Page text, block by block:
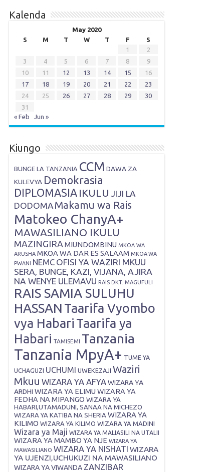
Kalenda
May 2020
S
M T W T F
S
1
2
3
4 5 6 7 8
9
10
11 12 13 14 15
16
17
18 19 20 21 22
23
24
25 26 27 28 29
30
31
« Feb
Jun »
Kiungo
BUNGE LA TANZANIA CCM DAWA ZA
KULEVYA Demokrasia
DIPLOMASIA IKULU JIJI LA
DODOMA Makamu wa Rais
Matokeo ChanyA+
MAWASILIANO IKULU
MAZINGIRAMIUNDOMBINU MKOA WA
ARUSHA MKOA WA DAR ES SALAAM MKOA WA
PWANI NEMC OFISI YA WAZIRI MKUU
SERA, BUNGE, KAZI, VIJANA, AJIRA
NA WENYE ULEMAVU RAIS DKT. MAGUFULI
RAIS SAMIA SULUHU
HASSAN Taarifa Vyombo
vya Habari Taarifa ya
Habari TAMISEMI Tanzania
Tanzania MpyA+ TUME YA
UCHAGUZI UCHUMI UWEKEZAJI Waziri
Mkuu WIZARA YA AFYAWIZARA YA
ARDHI WIZARA YA ELIMU WIZARA YA
FEDHA NA MIPANGO WIZARA YA
HABARI,UTAMADUNI, SANAA NA MICHEZO
WIZARA YA KATIBA NA SHERIA WIZARA YA
KILIMO WIZARA YA KILIMO WIZARA YA MADINI
Wizara ya Maji WIZARA YA MALIASILI NA UTALII
WIZARA YA MAMBO YA NJE WIZARA YA
MAWASILIANO WIZARA YA NISHATI WIZARA
YA UJENZI,UCHUKUZI NA MAWASILIANO
WIZARA YA VIWANDA ZANZIBAR